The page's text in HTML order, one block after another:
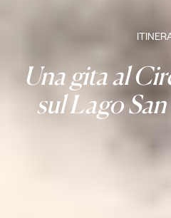
Una gita al
sul Lago